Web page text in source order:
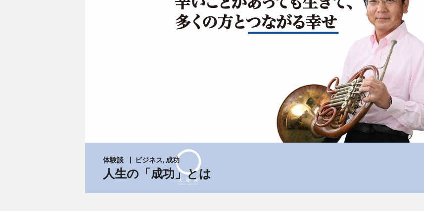
体験談 ビジネス, 成功
人生の「成功」とは